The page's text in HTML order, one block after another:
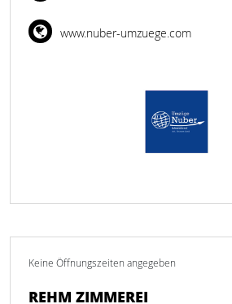
www.nuber-umzuege.com
Keine Öffnungszeiten angegeben
REHM ZIMMEREI